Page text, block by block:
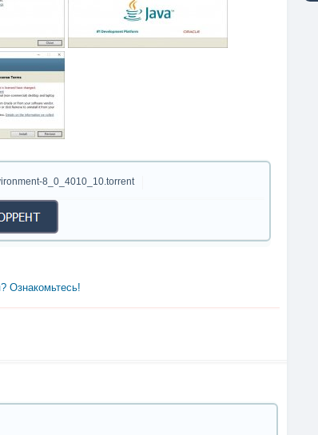
8_0_4010_10.torrent
Ознакомьтесь!